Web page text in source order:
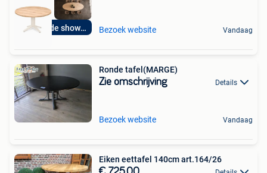
Bezoek de showroom Bezoek website Vandaag
Ronde tafel(MARGE)
Zie omschrijving Details
Bezoek website Vandaag
Eiken eettafel 140cm art.164/26